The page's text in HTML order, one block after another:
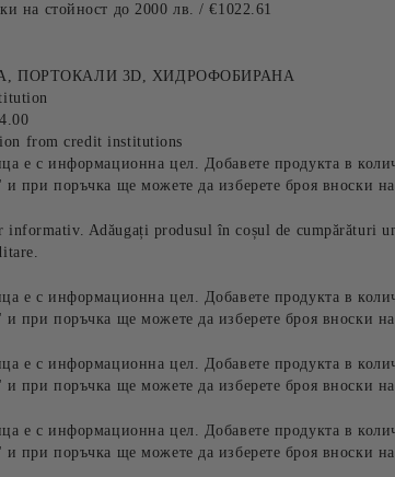
на стойност до 2000 лв. / €1022.61
ПОРТОКАЛИ 3D, ХИДРОФОБИРАНА
from credit institutions
е с информационна цел. Добавете продукта в
при поръчка ще можете да изберете броя вноски на
informativ. Adăugați produsul în coșul de cumpărături
е с информационна цел. Добавете продукта в
при поръчка ще можете да изберете броя вноски на
е с информационна цел. Добавете продукта в
при поръчка ще можете да изберете броя вноски на
е с информационна цел. Добавете продукта в
при поръчка ще можете да изберете броя вноски на